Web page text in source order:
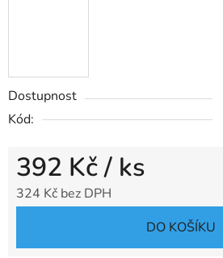
Dostupnost
Kód:
392 Kč/ ks
324 Kč bez DPH
DO KOŠÍKU